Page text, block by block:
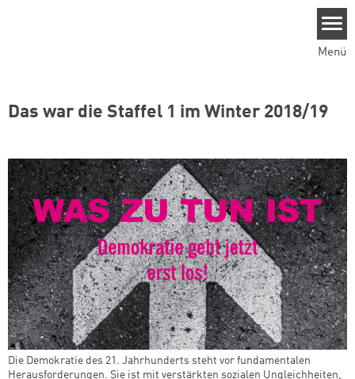
Menü
Das war die Staffel 1 im Winter 2018/19
Die Demokratie des 21. Jahrhunderts steht vor fundamentalen
Herausforderungen. Sie ist mit verstärkten sozialen Ungleichheiten,